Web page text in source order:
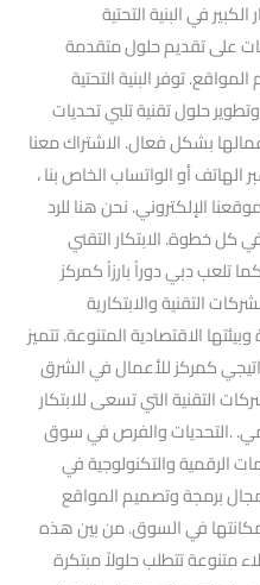
في البنية التحتية
على تقديم حلول متقدمة
توفر البنية التحتية
حلول تقنية تلبي تحديات
بشكل فعال. الاشتراك معنا
أو الواتساب الخاص بنا ،
الإلكتروني. نحن هنا للرد
خطوة. الابتكار التقني
تلعب دبي دوراً بارزاً كمركز
التقنية والابتكارية
الاقتصادية المتنوعة. تتميز
كمركز للأعمال في الشرق
التقنية التي تسعى للابتكار
.التحديات والفرص في سوق
الرقمية والتكنولوجية في
برمجة وتصميم المواقع
مكانتها في السوق. من بين هذه
متنوعة تتطلب حلولاً مبتكرة